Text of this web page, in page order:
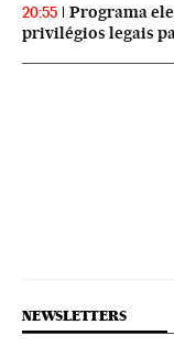
20:55
Programa
privilégios legais
NEWSLETTERS